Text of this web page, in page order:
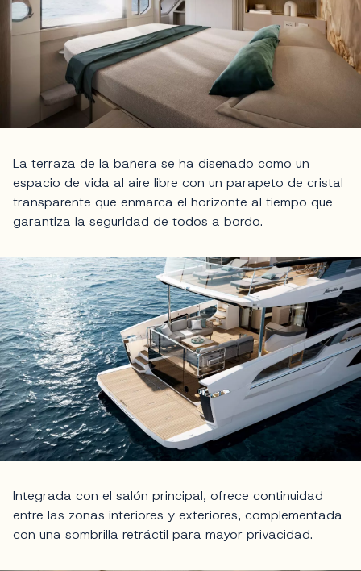
La terraza de la bañera se ha diseñado como un
espacio de vida al aire libre con un parapeto de cristal
transparente que enmarca el horizonte al tiempo que
garantiza la seguridad de todos a bordo.
Integrada con el salón principal, ofrece continuidad
entre las zonas interiores y exteriores, complementada
con una sombrilla retráctil para mayor privacidad.